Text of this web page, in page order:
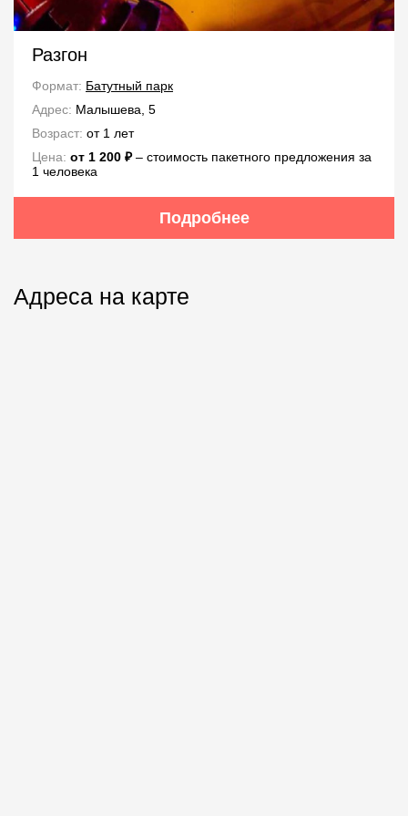
Разгон
Формат: Батутный парк
Адрес: Малышева, 5
Возраст: от 1 лет
Цена: от 1 200 ₽‒ стоимость пакетного предложения за
1 человека
Подробнее
Адреса на карте